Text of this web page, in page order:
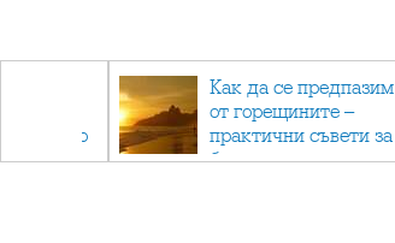
отново
Как да се предпазим
от горещините –
практични съвети за
безопасно лято